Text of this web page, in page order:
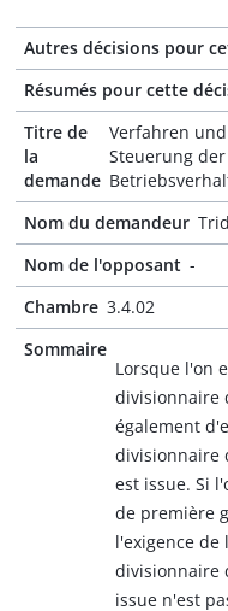
Autres décisions pour
Résumés pour cette
Titre de
la
demande
Verfahren
Steuerung
Nom du demandeur
Nom de l'opposant -
Chambre 3.4.02
Sommaire
Lorsque l'on
divisionnaire
également
divisionnaire
est issue. Si
de première
l'exigence de
divisionnaire
issue n'est